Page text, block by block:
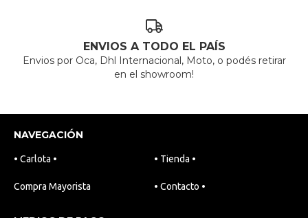
ENVIOS A TODO EL PAÍS
Envios por Oca, Dhl Internacional, Moto, o podés retirar
en el showroom!
NAVEGACIÓN
• Carlota • • Tienda •
Compra Mayorista • Contacto •